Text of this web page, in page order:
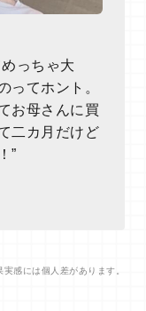
っちゃ大
ってホント。
お母さんに買
二カ月だけど
”
感には個人差があります。